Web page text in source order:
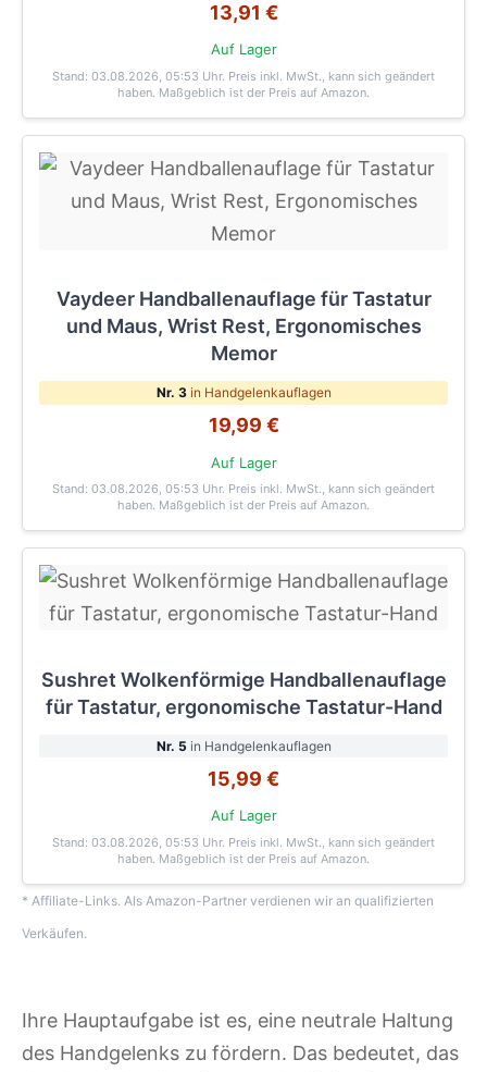
13,91 €
Auf Lager
Stand: 03.08.2026, 05:53 Uhr. Preis inkl. MwSt., kann sich geändert
haben. Maßgeblich ist der Preis auf Amazon.
Vaydeer Handballenauflage für Tastatur
und Maus, Wrist Rest, Ergonomisches
Memor
Nr. 3in Handgelenkauflagen
19,99 €
Auf Lager
Stand: 03.08.2026, 05:53 Uhr. Preis inkl. MwSt., kann sich geändert
haben. Maßgeblich ist der Preis auf Amazon.
Sushret Wolkenförmige Handballenauflage
für Tastatur, ergonomische Tastatur-Hand
Nr. 5 in Handgelenkauflagen
15,99 €
Auf Lager
Stand: 03.08.2026, 05:53 Uhr. Preis inkl. MwSt., kann sich geändert
haben. Maßgeblich ist der Preis auf Amazon.
* Affiliate-Links. Als Amazon-Partner verdienen wir an qualifizierten
Verkäufen.
Ihre Hauptaufgabe ist es, eine neutrale Haltung
des Handgelenks zu fördern. Das bedeutet, das